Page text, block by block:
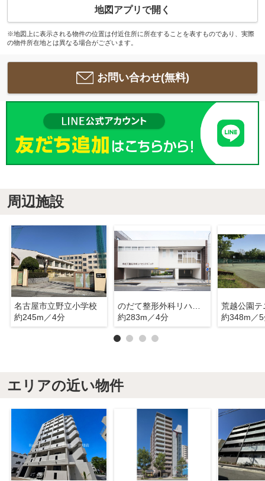
地図アプリで開く
※地図上に表示される物件の位置は付近住所に所在することを表すものであり、実際
の物件所在地とは異なる場合がございます。
お問い合わせ(無料)
周辺施設
名古屋市立野立小学校
約245m／4分
約283m／4分
荒越公園テ
約348m／
エリアの近い物件